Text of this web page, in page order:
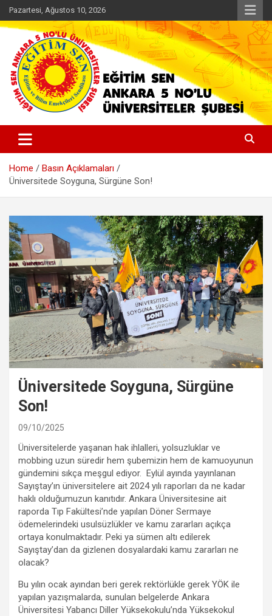
Skip
to
content
Pazartesi, Ağustos 10, 2026
EĞİTİM SEN ANKARA 5 NO'LU
ŞUBE
Home
Basın Açıklamaları
Üniversitede Soyguna, Sürgüne Son!
Üniversitede Soyguna, Sürgüne
Son!
09/10/2025
Üniversitelerde yaşanan hak ihlalleri, yolsuzluklar ve
mobbing uzun süredir hem şubemizin hem de kamuoyunun
gündemini sıkça meşgul ediyor. Eylül ayında yayınlanan
Sayıştay’ın üniversitelere ait 2024 yılı raporları da ne kadar
haklı olduğumuzun kanıtıdır. Ankara Üniversitesine ait
raporda Tıp Fakültesi’nde yapılan Döner Sermaye
ödemelerindeki usulsüzlükler ve kamu zararları açıkça
ortaya konulmaktadır. Peki ya sümen altı edilerek
Sayıştay’dan da gizlenen dosyalardaki kamu zararları ne
olacak?
Bu yılın ocak ayından beri gerek rektörlükle gerek YÖK ile
yapılan yazışmalarda, sunulan belgelerde Ankara
Üniversitesi Yabancı Diller Yüksekokulu’nda Yüksekokul